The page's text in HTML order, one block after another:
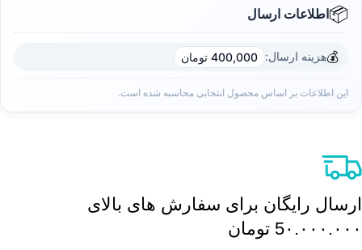
📦اطلاعات ارسال
💰هزینه ارسال: 400,000 تومان
این اطلاعات بر اساس محصول انتخابی محاسبه شده است.
ارسال رایگان برای سفارش های بالای
5٠.٠٠٠.٠٠٠ تومان